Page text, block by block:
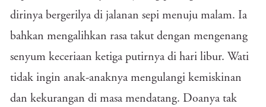
dirinya bergerilya di jalanan sepi menuju malam. Ia
bahkan mengalihkan rasa takut dengan mengenang
senyum keceriaan ketiga putirnya di hari libur. Wati
tidak ingin anak-anaknya mengulangi kemiskinan
dan kekurangan di masa mendatang. Doanya tak